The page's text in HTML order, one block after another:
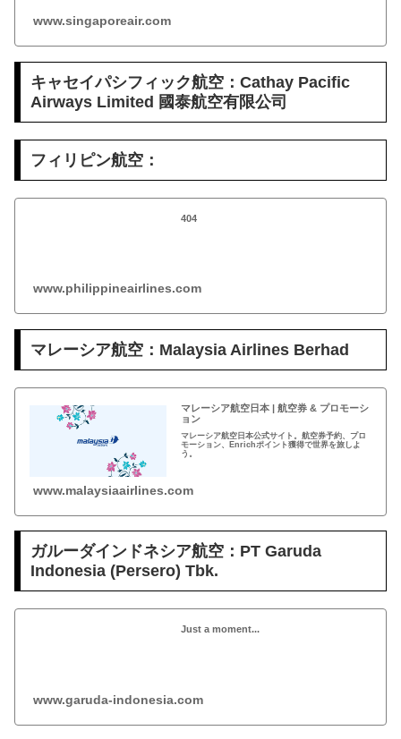
www.singaporeair.com
キャセイパシフィック航空：Cathay Pacific
Airways Limited 國泰航空有限公司
フィリピン航空：
404
www.philippineairlines.com
マレーシア航空：Malaysia Airlines Berhad
マレーシア航空日本 | 航空券 & プロモーシ
ョン
マレーシア航空日本公式サイト。航空券予約、プロ
モーション、Enrichポイント獲得で世界を旅しよ
う。
www.malaysiaairlines.com
ガルーダインドネシア航空：PT Garuda
Indonesia (Persero) Tbk.
Just a moment...
www.garuda-indonesia.com